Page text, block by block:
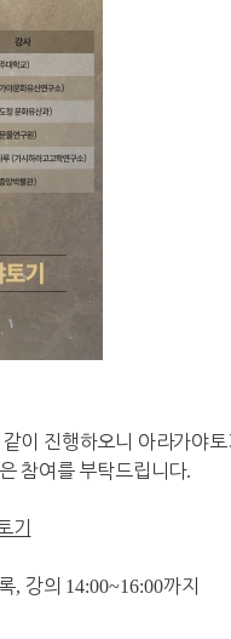
이 진행하오니 아라가야
참여를 부탁드립니다.
기
, 강의 14:00~16:00까지